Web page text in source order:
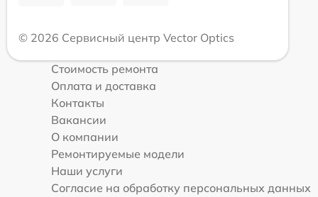
© 2026 Сервисный центр Vector Optics
Стоимость ремонта
Оплата и доставка
Контакты
Вакансии
О компании
Ремонтируемые модели
Наши услуги
Согласие на обработку персональных данных